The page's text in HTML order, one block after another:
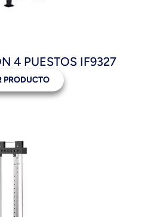
4 PUESTOS IF9327
PRODUCTO